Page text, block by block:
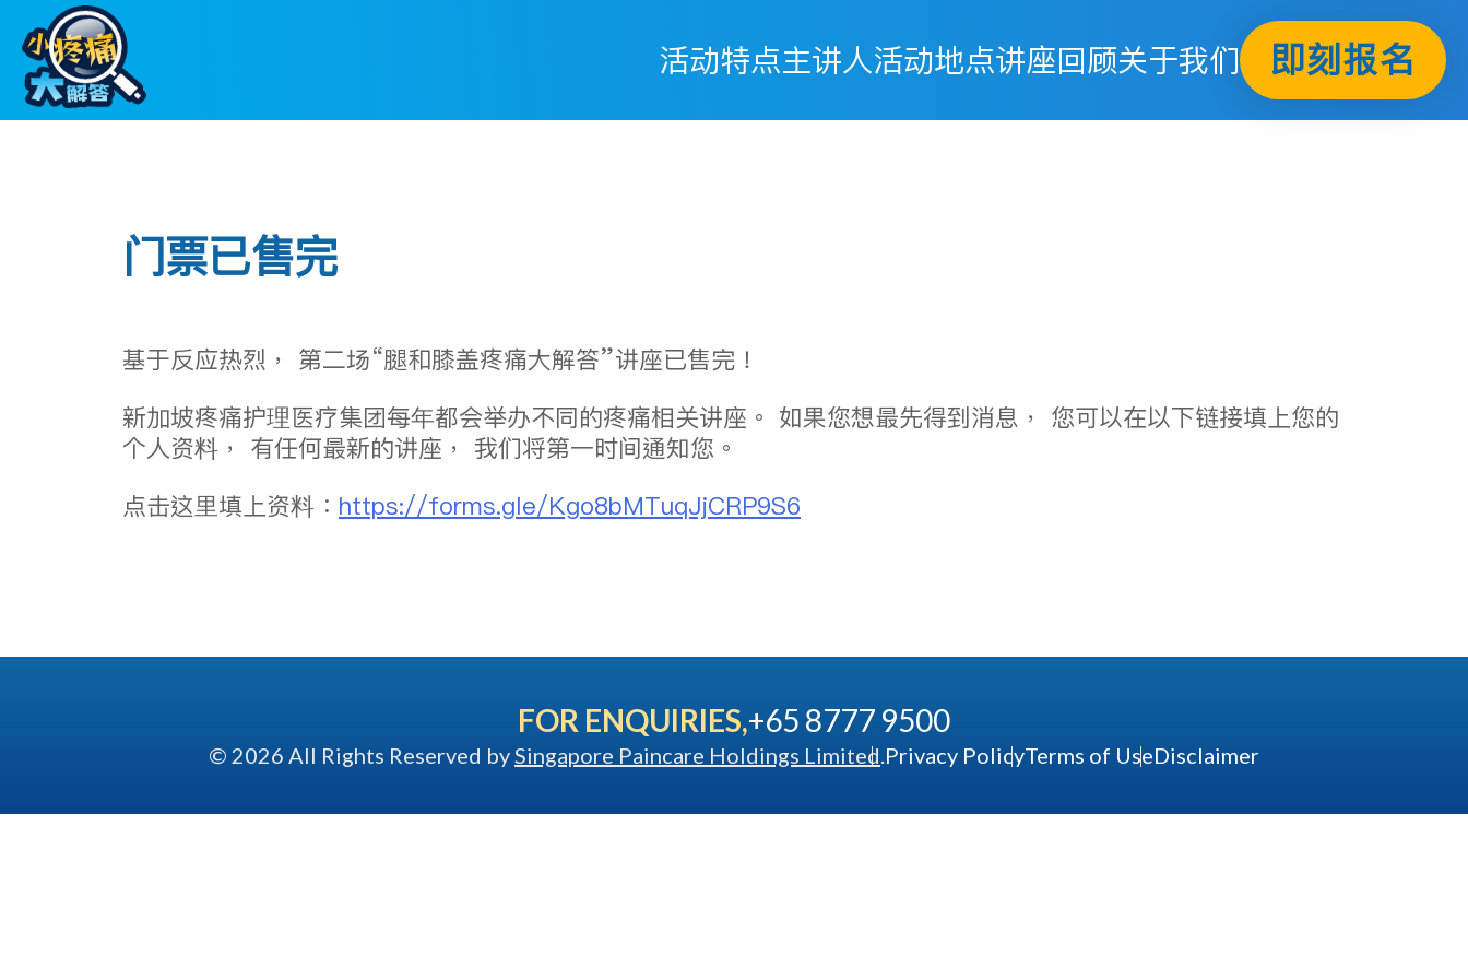
content
活动特点主讲人活动地点讲座回顾关于我们 即刻报名
门票已售完
基于反应热烈， 第二场“腿和膝盖疼痛大解答”讲座已售完！
新加坡疼痛护理医疗集团每年都会举办不同的疼痛相关讲座。 如果您想最先得到消息， 您可以在以下链接填上您的
个人资料， 有任何最新的讲座， 我们将第一时间通知您。
点击这里填上资料： https://forms.gle/Kgo8bMTuqJjCRP9S6
FOR ENQUIRIES,+65 8777 9500
© 2026 All Rights Reserved bySingapore Paincare Holdings Limited.Privacy PolicyTerms of UseDisclaimer